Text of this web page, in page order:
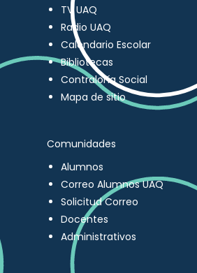
TV UAQ
Radio UAQ
Calendario Escolar
Bibliotecas
Contraloría Social
Mapa de sitio
Comunidades
Alumnos
Correo Alumnos UAQ
Solicitud Correo
Docentes
Administrativos